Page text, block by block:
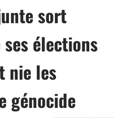
sort
élections
nie les
génocide